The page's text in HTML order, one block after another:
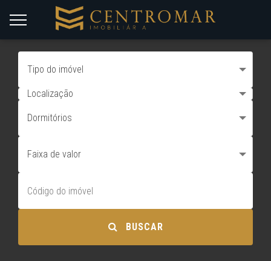
Tipo do imóvel
Localização
Dormitórios
Faixa de valor
BUSCAR